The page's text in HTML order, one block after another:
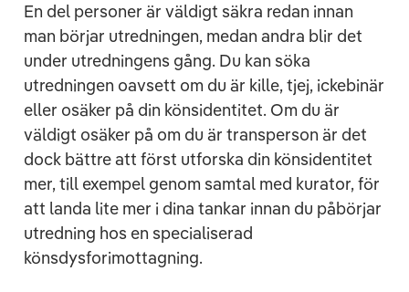
En del personer är väldigt säkra redan innan
man börjar utredningen, medan andra blir det
under utredningens gång. Du kan söka
utredningen oavsett om du är kille, tjej, ickebinär
eller osäker på din könsidentitet. Om du är
väldigt osäker på om du är transperson är det
dock bättre att först utforska din könsidentitet
mer, till exempel genom samtal med kurator, för
att landa lite mer i dina tankar innan du påbörjar
utredning hos en specialiserad
könsdysforimottagning.